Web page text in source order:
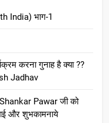
India) भाग-1
करना गुनाह है क्या ??
Jadhav
Shankar Pawar जी को
और शुभकामनाये